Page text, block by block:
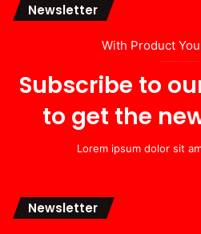
Newsletter
With Product
Subscribe to
to get the
Lorem ipsum dolor sit
Newsletter